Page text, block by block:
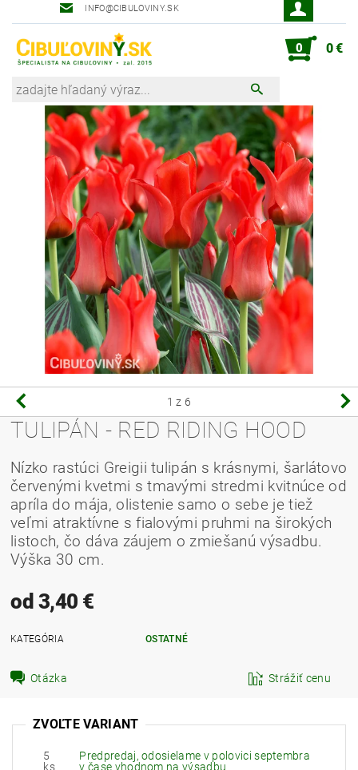
INFO@CIBULOVINY.SK
0 0 €
1 z 6
TULIPÁN - RED RIDING HOOD
Nízko rastúci Greigii tulipán s krásnymi, šarlátovo
červenými kvetmi s tmavými stredmi kvitnúce od
apríla do mája, olistenie samo o sebe je tiež
veľmi atraktívne s fialovými pruhmi na širokých
listoch, čo dáva záujem o zmiešanú výsadbu.
Výška 30 cm.
od 3,40 €
KATEGÓRIA OSTATNÉ
Otázka Strážiť cenu
ZVOĽTE VARIANT
5
ks
Predpredaj, odosielame v polovici septembra
v čase vhodnom na výsadbu.
Robot zahradník Peter